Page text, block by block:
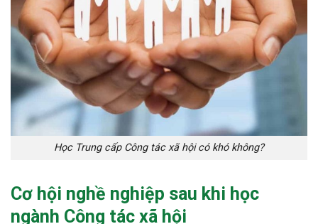
Học Trung cấp Công tác xã hội có khó không?
Cơ hội nghề nghiệp sau khi học
ngành Công tác xã hội